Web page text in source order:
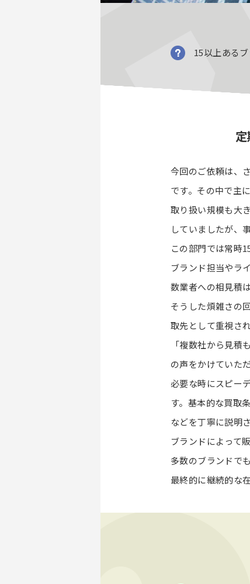
15以上ある
今回のご依頼は、
です。その中で主
取り扱い規模も大
していましたが、
この部門では常時
ブランド担当やラ
数業者への相見積
そうした煩雑さの
取先として重視さ
「複数社から見
の声をかけていた
必要な時にスピー
す。基本的な買取
などを丁寧に説明
ブランドによって
多数のブランドで
最終的に継続的な